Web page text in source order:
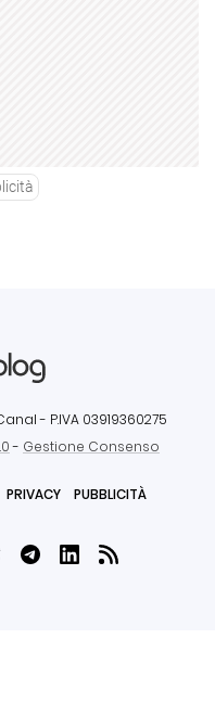
- P.IVA 03919360275
- Gestione Consenso
PRIVACY PUBBLICITÀ